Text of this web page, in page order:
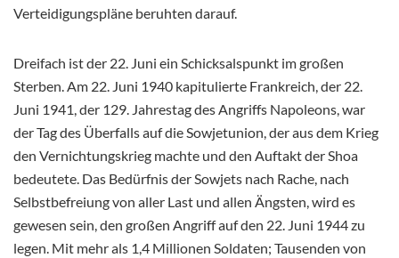
Verteidigungspläne beruhten darauf.
Dreifach ist der 22. Juni ein Schicksalspunkt im großen
Sterben. Am 22. Juni 1940 kapitulierte Frankreich, der 22.
Juni 1941, der 129. Jahrestag des Angriffs Napoleons, war
der Tag des Überfalls auf die Sowjetunion, der aus dem Krieg
den Vernichtungskrieg machte und den Auftakt der Shoa
bedeutete. Das Bedürfnis der Sowjets nach Rache, nach
Selbstbefreiung von aller Last und allen Ängsten, wird es
gewesen sein, den großen Angriff auf den 22. Juni 1944 zu
legen. Mit mehr als 1,4 Millionen Soldaten; Tausenden von